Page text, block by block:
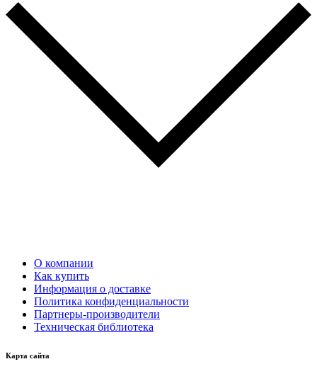
О компании
Как купить
Информация о доставке
Политика конфиденциальности
Партнеры-производители
Техническая библиотека
Карта сайта